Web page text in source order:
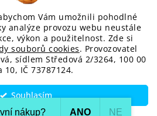
Vám umožnili pohodlné
analýze provozu webu neustále
výkon a použitelnost. Zde si
souborů cookies. Provozovatel
sídlem Středová 2/3264, 100 00
10, IČ 73787124.
Souhlasím
sd
. Všechna práva vyhrazena.
nastavení cookies
nákup?​ ANO NE